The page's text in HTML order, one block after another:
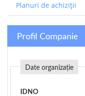
Planuri de achiziții
Profil Companie
Date organizație
IDNO